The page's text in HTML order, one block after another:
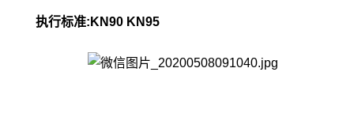
执行标准:KN90 KN95